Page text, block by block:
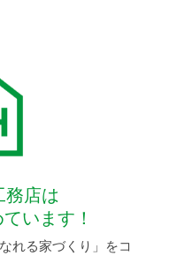
務店は
います！
れる家づくり」をコ